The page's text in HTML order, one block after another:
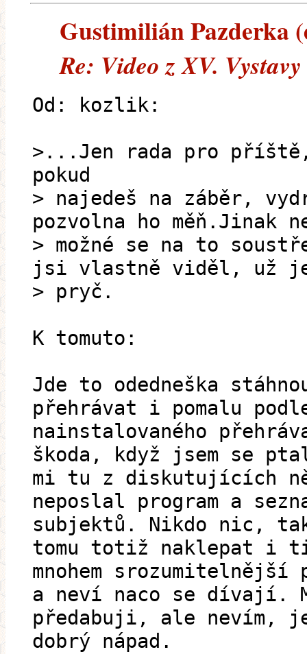
Gustimilián Pazderka
Re: Video z XV.
Od: kozlik:
>...Jen rada pro
pokud
> najedeš na záběr,
pozvolna ho měň.Jinak
> možné se na to
jsi vlastně viděl, už
> pryč.
K tomuto:
Jde to odedneška
přehrávat i pomalu
nainstalovaného
škoda, když jsem se
mi tu z diskutujících
neposlal program a
subjektů. Nikdo nic,
tomu totiž naklepat i
mnohem
a neví naco se dívají.
předabuji, ale nevím,
dobrý nápad.